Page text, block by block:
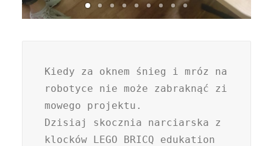
Kiedy za oknem śnieg i mróz na
robotyce nie może zabraknąć zi
mowego projektu.
Dzisiaj skocznia narciarska z
klocków LEGO BRICQ edukation